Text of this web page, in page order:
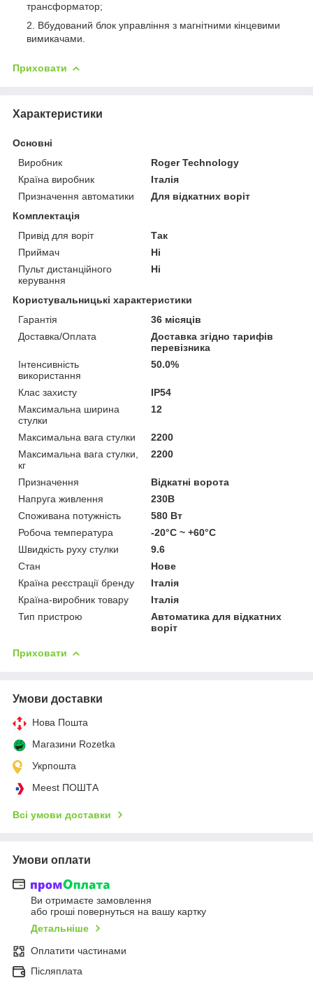
трансформатор;
Вбудований блок управління з магнітними кінцевими
вимикачами.
Приховати
Характеристики
Основні
Виробник
Roger Technology
Країна виробник
Італія
Призначення автоматики
Для відкатних воріт
Комплектація
Привід для воріт
Так
Приймач
Ні
Пульт дистанційного
керування
Ні
Користувальницькі характеристики
Гарантія
36 місяців
Доставка/Оплата
Доставка згідно тарифів
перевізника
Інтенсивність
використання
50.0%
Клас захисту
IP54
Максимальна ширина
стулки
12
Максимальна вага стулки
2200
Максимальна вага стулки,
кг
2200
Призначення
Відкатні ворота
Напруга живлення
230В
Споживана потужність
580 Вт
Робоча температура
-20°C ~ +60°C
Швидкість руху стулки
9.6
Стан
Нове
Країна реєстрації бренду
Італія
Країна-виробник товару
Італія
Тип пристрою
Автоматика для відкатних
воріт
Приховати
Умови доставки
Нова Пошта
Магазини Rozetka
Укрпошта
Meest ПОШТА
Всі умови доставки
Умови оплати
Ви отримаєте замовлення
або гроші повернуться на вашу картку
Детальніше
Оплатити частинами
Післяплата